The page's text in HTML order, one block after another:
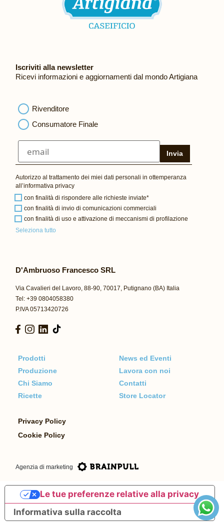
D'Ambruoso Francesco SRL
Via Cavalieri del Lavoro, 88-90, 70017, Putignano (BA) Italia
Tel: +39 0804058380
P.IVA 05713420726
Prodotti
Produzione
Chi Siamo
Ricette
News ed Eventi
Lavora con noi
Contatti
Store Locator
Privacy Policy
Cookie Policy
Iscriviti alla newsletter
Ricevi informazioni e aggiornamenti dal mondo Artigiana
Rivenditore
Consumatore Finale
Invia
Autorizzo al trattamento dei miei dati personali in ottemperanza
all’informativa privacy
con finalità di rispondere alle richieste inviate*
con finalità di invio di comunicazioni commerciali
con finalità di uso e attivazione di meccanismi di profilazione
Seleziona tutto
Agenzia di marketing
Informativa sulla raccolta
Le tue preferenze relative alla privacy